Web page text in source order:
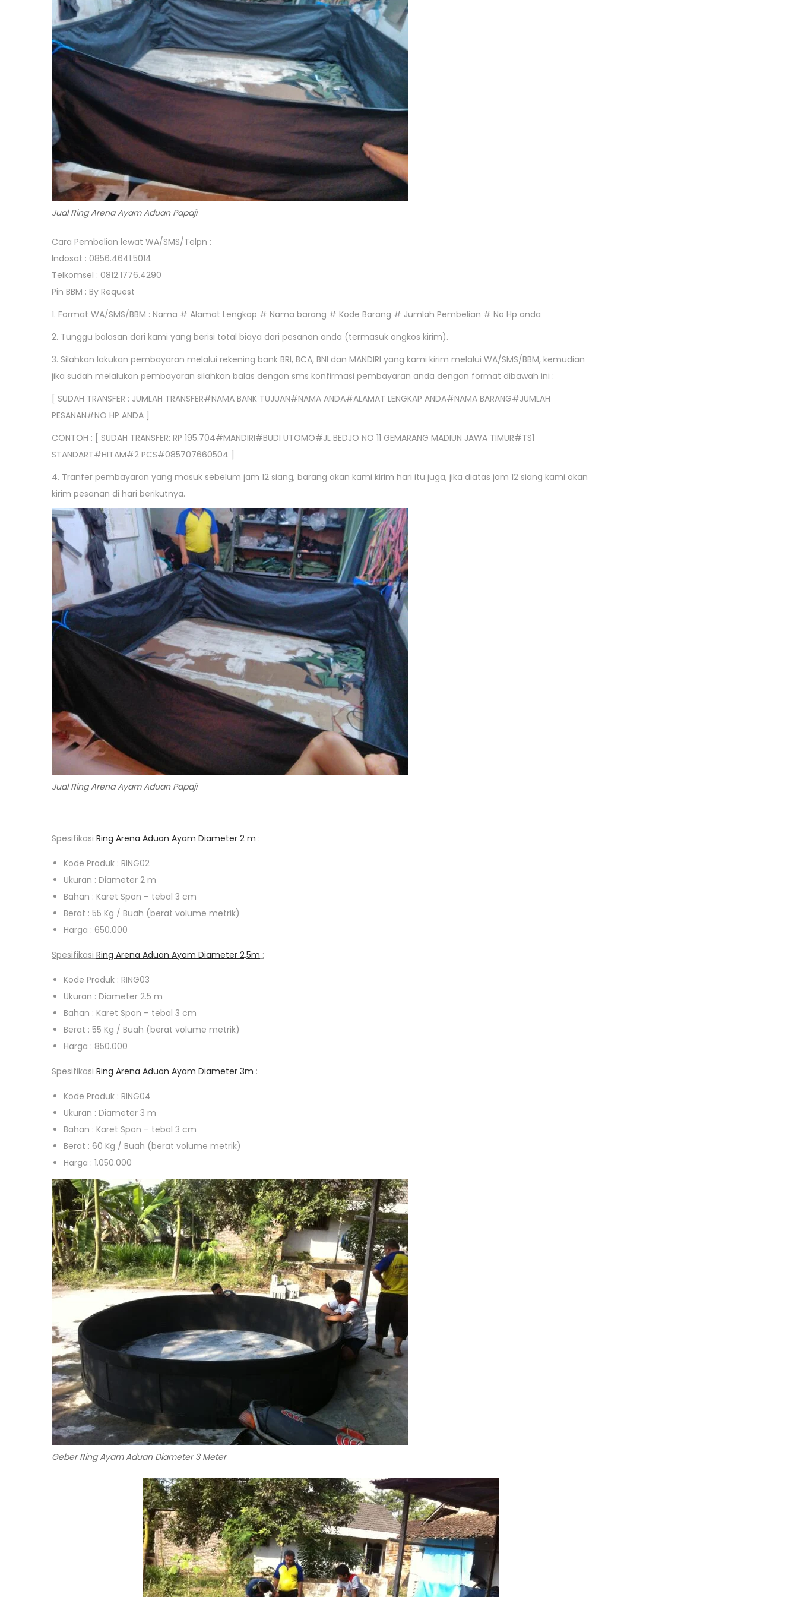
Jual Ring Arena Ayam Aduan Papaji
Cara Pembelian lewat WA/SMS/Telpn :
Indosat : 0856.4641.5014
Telkomsel : 0812.1776.4290
Pin BBM : By Request
1. Format WA/SMS/BBM : Nama # Alamat Lengkap # Nama barang # Kode Barang # Jumlah Pembelian # No Hp anda
2. Tunggu balasan dari kami yang berisi total biaya dari pesanan anda (termasuk ongkos kirim).
3. Silahkan lakukan pembayaran melalui rekening bank BRI, BCA, BNI dan MANDIRI yang kami kirim melalui WA/SMS/BBM, kemudian
jika sudah melalukan pembayaran silahkan balas dengan sms konfirmasi pembayaran anda dengan format dibawah ini :
[ SUDAH TRANSFER : JUMLAH TRANSFER#NAMA BANK TUJUAN#NAMA ANDA#ALAMAT LENGKAP ANDA#NAMA BARANG#JUMLAH
PESANAN#NO HP ANDA ]
CONTOH : [ SUDAH TRANSFER: RP 195.704#MANDIRI#BUDI UTOMO#JL BEDJO NO 11 GEMARANG MADIUN JAWA TIMUR#TS1
STANDART#HITAM#2 PCS#085707660504 ]
4. Tranfer pembayaran yang masuk sebelum jam 12 siang, barang akan kami kirim hari itu juga, jika diatas jam 12 siang kami akan
kirim pesanan di hari berikutnya.
Jual Ring Arena Ayam Aduan Papaji
Spesifikasi Ring Arena Aduan Ayam Diameter 2 m :
Kode Produk : RING02
Ukuran : Diameter 2 m
Bahan : Karet Spon – tebal 3 cm
Berat : 55 Kg / Buah (berat volume metrik)
Harga : 650.000
Spesifikasi Ring Arena Aduan Ayam Diameter 2,5m :
Kode Produk : RING03
Ukuran : Diameter 2.5 m
Bahan : Karet Spon – tebal 3 cm
Berat : 55 Kg / Buah (berat volume metrik)
Harga : 850.000
Spesifikasi Ring Arena Aduan Ayam Diameter 3m :
Kode Produk : RING04
Ukuran : Diameter 3 m
Bahan : Karet Spon – tebal 3 cm
Berat : 60 Kg / Buah (berat volume metrik)
Harga : 1.050.000
Geber Ring Ayam Aduan Diameter 3 Meter